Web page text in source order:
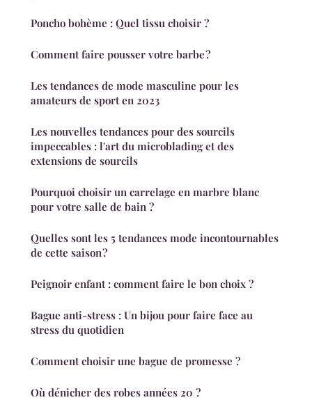
Poncho bohème : Quel tissu choisir ?
Comment faire pousser votre barbe ?
Les tendances de mode masculine pour les
amateurs de sport en 2023
Les nouvelles tendances pour des sourcils
impeccables : l'art du microblading et des
extensions de sourcils
Pourquoi choisir un carrelage en marbre blanc
pour votre salle de bain ?
Quelles sont les 5 tendances mode incontournables
de cette saison ?
Peignoir enfant : comment faire le bon choix ?
Bague anti-stress : Un bijou pour faire face au
stress du quotidien
Comment choisir une bague de promesse ?
Où dénicher des robes années 20 ?